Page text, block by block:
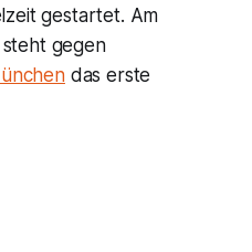
gestartet. Am
steht gegen
das erste